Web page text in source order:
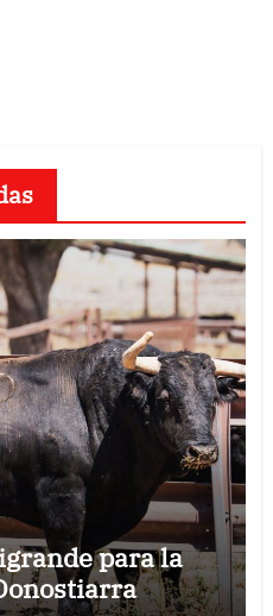
para la